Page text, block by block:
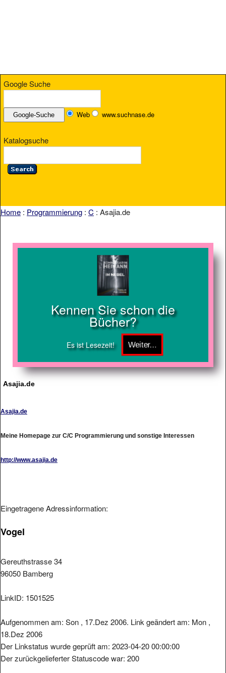
Google Suche
Web www.suchnase.de
Katalogsuche
Home : Programmierung : C : Asajia.de
Kennen Sie schon die
Bücher?
Es ist Lesezeit!
Asajia.de
Asajia.de
Meine Homepage zur C/C Programmierung und sonstige Interessen
http://www.asajia.de
Eingetragene Adressinformation:
Vogel
Gereuthstrasse 34
96050 Bamberg
LinkID: 1501525
Aufgenommen am: Son , 17.Dez 2006. Link geändert am: Mon ,
18.Dez 2006
Der Linkstatus wurde geprüft am: 2023-04-20 00:00:00
Der zurückgelieferter Statuscode war: 200